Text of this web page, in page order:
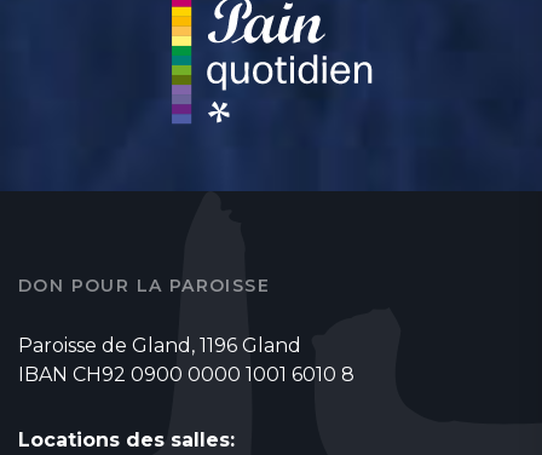
DON POUR LA PAROISSE
Paroisse de Gland, 1196 Gland
IBAN CH92 0900 0000 1001 6010 8
Locations des salles: